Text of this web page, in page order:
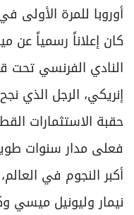
مواقيت الصلاة
الأحوال الجوية
أوروبا للمرة الأولى
كان إعلاناً رسمياً عن
النادي الفرنسي تحت
إنريكي، الرجل الذي
حقبة الاستثمارات
فعلى مدار سنوات
أكبر النجوم في
نيمار وليونيل ميسي